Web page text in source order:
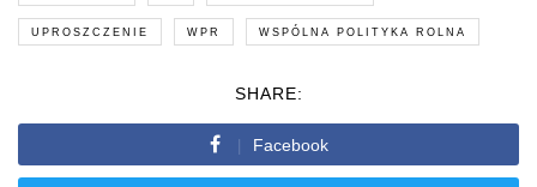
UPROSZCZENIE WPR WSPÓLNA POLITYKA ROLNA
SHARE:
Facebook